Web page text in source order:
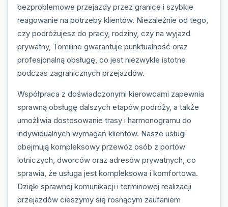
bezproblemowe przejazdy przez granice i szybkie
reagowanie na potrzeby klientów. Niezależnie od tego,
czy podróżujesz do pracy, rodziny, czy na wyjazd
prywatny, Tomiline gwarantuje punktualność oraz
profesjonalną obsługę, co jest niezwykle istotne
podczas zagranicznych przejazdów.
Współpraca z doświadczonymi kierowcami zapewnia
sprawną obsługę dalszych etapów podróży, a także
umożliwia dostosowanie trasy i harmonogramu do
indywidualnych wymagań klientów. Nasze usługi
obejmują kompleksowy przewóz osób z portów
lotniczych, dworców oraz adresów prywatnych, co
sprawia, że usługa jest kompleksowa i komfortowa.
Dzięki sprawnej komunikacji i terminowej realizacji
przejazdów cieszymy się rosnącym zaufaniem